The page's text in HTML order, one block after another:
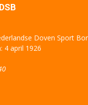
Doven Sport
4 april 1926